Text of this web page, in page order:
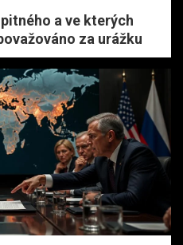
a ve kterých
za urážku